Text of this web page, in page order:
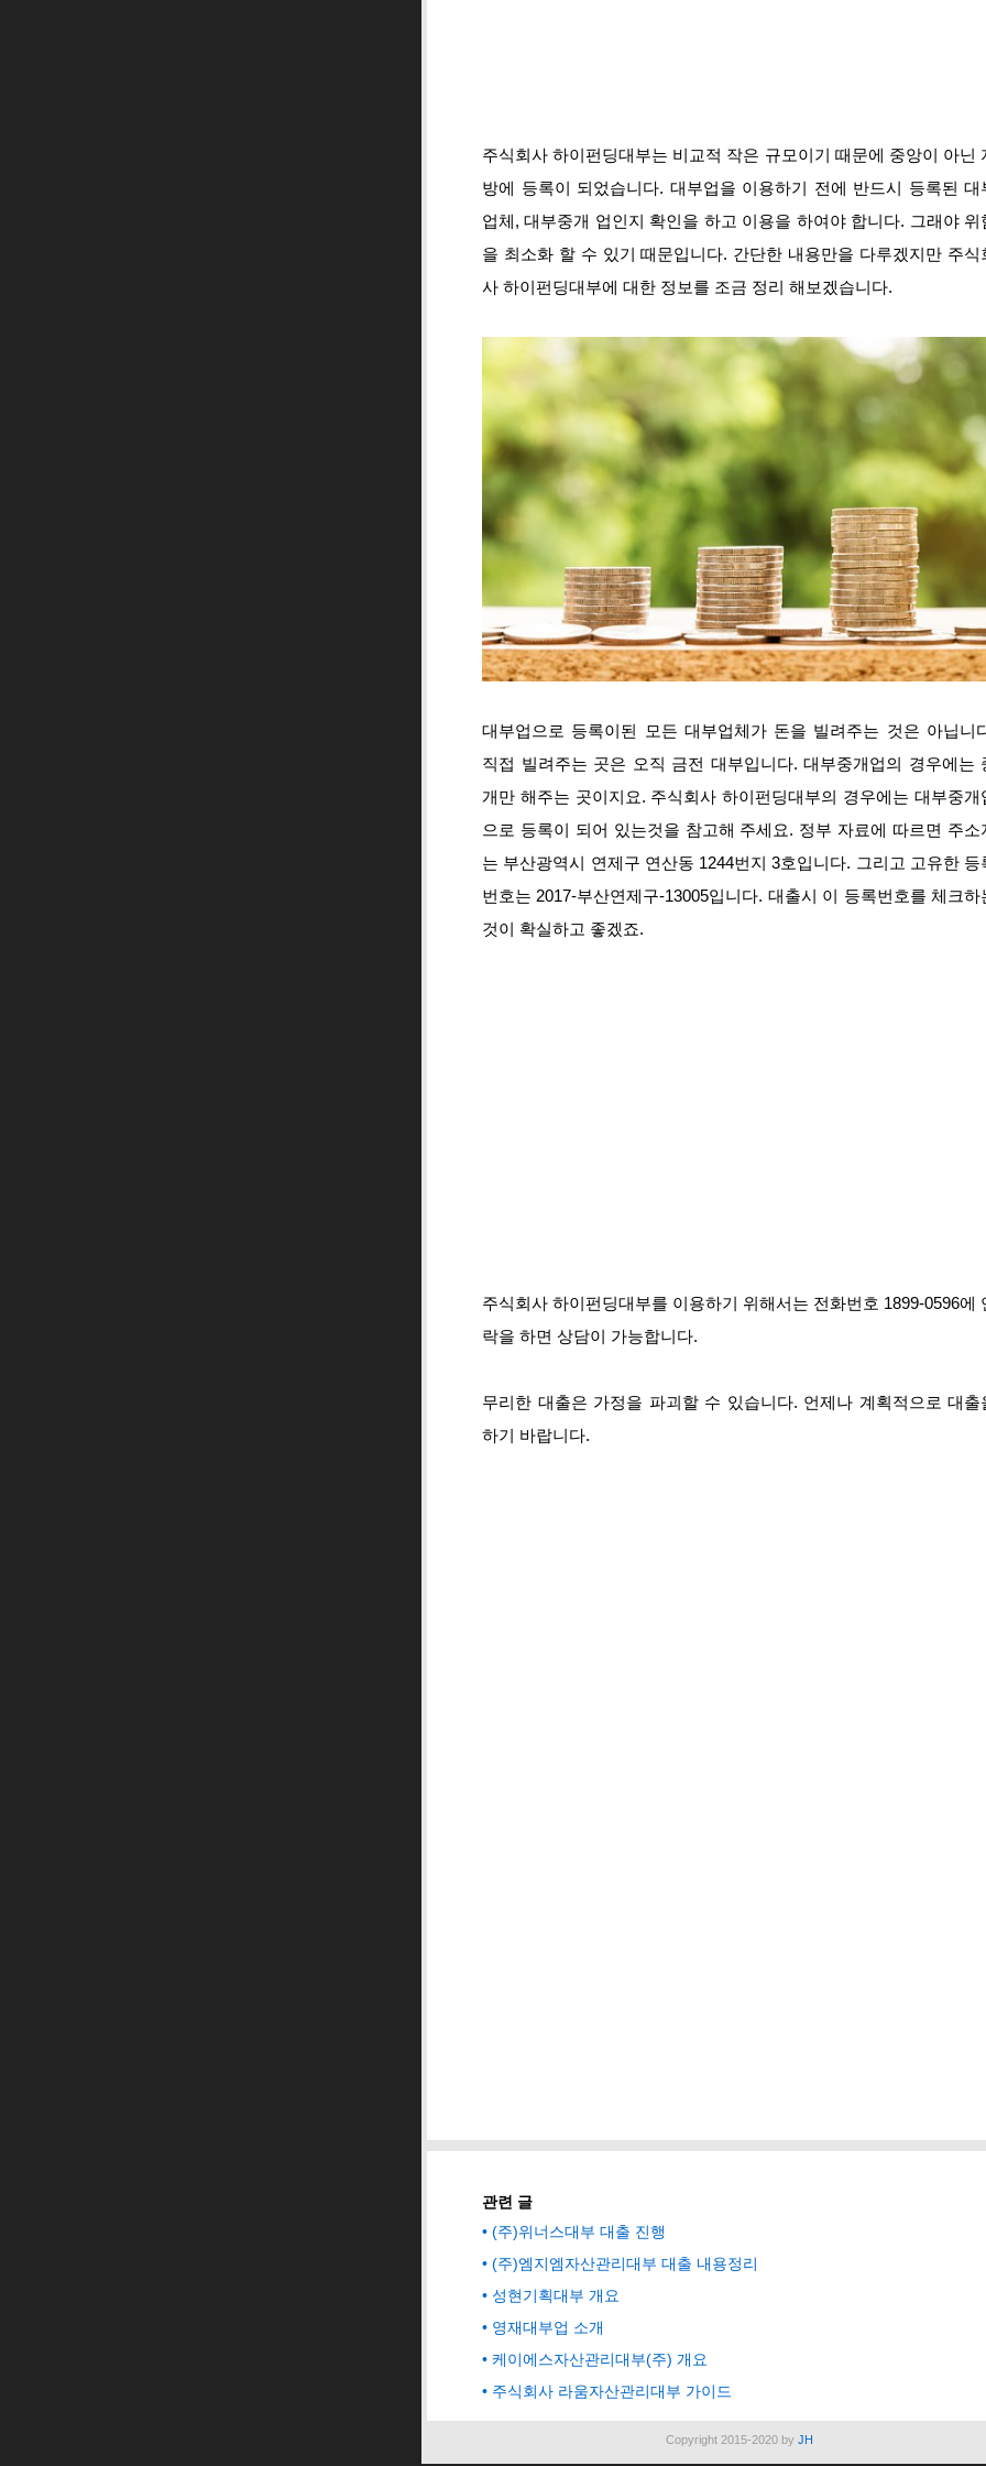
주식회사 하이펀딩대부는 비교적 작은 규모이기 때문에 중앙이 아닌
방에 등록이 되었습니다. 대부업을 이용하기 전에 반드시 등록된 대
업체, 대부중개 업인지 확인을 하고 이용을 하여야 합니다. 그래야 위
을 최소화 할 수 있기 때문입니다. 간단한 내용만을 다루겠지만 주식
사 하이펀딩대부에 대한 정보를 조금 정리 해보겠습니다.
대부업으로 등록이된 모든 대부업체가 돈을 빌려주는 것은 아닙니
직접 빌려주는 곳은 오직 금전 대부입니다. 대부중개업의 경우에는
개만 해주는 곳이지요. 주식회사 하이펀딩대부의 경우에는 대부중개
으로 등록이 되어 있는것을 참고해 주세요. 정부 자료에 따르면 주소
는 부산광역시 연제구 연산동 1244번지 3호입니다. 그리고 고유한 등
번호는 2017-부산연제구-13005입니다. 대출시 이 등록번호를 체크하
것이 확실하고 좋겠죠.
주식회사 하이펀딩대부를 이용하기 위해서는 전화번호 1899-0596에
락을 하면 상담이 가능합니다.
무리한 대출은 가정을 파괴할 수 있습니다. 언제나 계획적으로 대출
하기 바랍니다.
관련 글
(주)위너스대부 대출 진행
(주)엠지엠자산관리대부 대출 내용정리
성현기획대부 개요
영재대부업 소개
케이에스자산관리대부(주) 개요
주식회사 라움자산관리대부 가이드
Copyright 2015-2020 by JH